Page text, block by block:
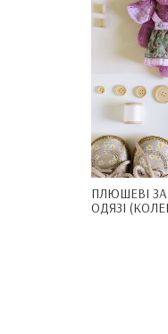
ПЛЮШЕВІ
ОДЯЗІ